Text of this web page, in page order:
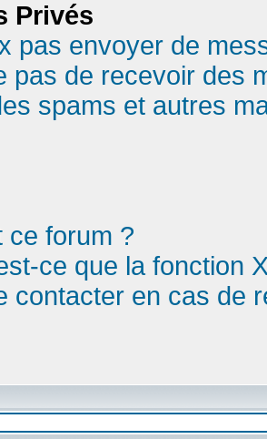
Privés
pas envoyer de
pas de recevoir des
spams et autres
ce forum ?
ce que la fonction
contacter en cas de